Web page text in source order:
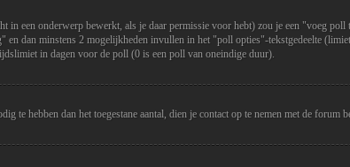
in een onderwerp bewerkt, als je daar permissie voor hebt) zou je een "voeg
dan minstens 2 mogelijkheden invullen in het "poll opties"-tekstgedeelte
in dagen voor de poll (0 is een poll van oneindige duur).
hebben dan het toegestane aantal, dien je contact op te nemen met de forum